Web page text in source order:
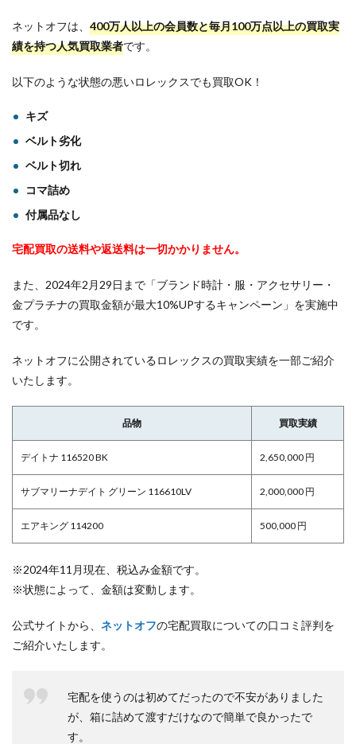
ネットオフは、 400万人以上の会員数と毎月100万点以上の買取実
績を持つ人気買取業者です。
以下のような状態の悪いロレックスでも買取OK！
キズ
ベルト劣化
ベルト切れ
コマ詰め
付属品なし
宅配買取の送料や返送料は一切かかりません。
また、2024年2月29日まで「ブランド時計・服・アクセサリー・
金プラチナの買取金額が最大10%UPするキャンペーン」を実施中
です。
ネットオフに公開されているロレックスの買取実績を一部ご紹介
いたします。
品物 買取実績
デイトナ 116520 BK 2,650,000 円
サブマリーナデイト グリーン 116610LV 2,000,000 円
エアキング 114200 500,000 円
※2024年11月現在、税込み金額です。
※状態によって、金額は変動します。
公式サイトから、 ネットオフの宅配買取についての口コミ評判を
ご紹介いたします。
宅配を使うのは初めてだったので不安がありました
が、箱に詰めて渡すだけなので簡単で良かったで
す。